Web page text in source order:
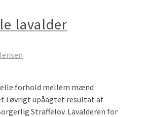
lavalder
forhold mellem mænd
i øvrigt upåagtet resultat af
Straffelov. Lavalderen for